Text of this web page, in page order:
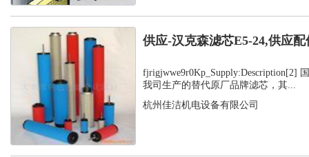
供应-汉克森滤芯E5-24,供应配
fjrigjwwe9r0Kp_Supply:Description[2]
我司生产的替代原厂品牌滤芯，其...
杭州佳洁机电设备有限公司